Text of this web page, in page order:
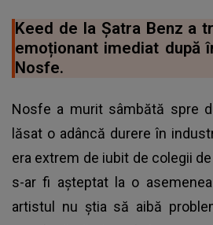
Keed de la Șatra Benz a
emoționant imediat după
Nosfe.
Nosfe a murit sâmbătă spre
lăsat o adâncă durere în
era extrem de iubit de colegii
s-ar fi așteptat la o
artistul nu știa să aibă